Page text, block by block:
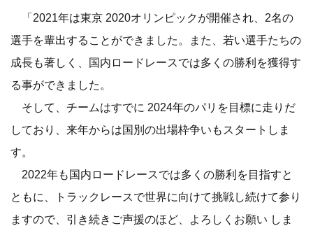
「2021年は東京 2020オリンピックが開催され、2名の
選手を輩出することができました。また、若い選手たちの
成長も著しく、国内ロードレースでは多くの勝利を獲得す
る事ができました。
そして、チームはすでに 2024年のパリを目標に走りだ
しており、来年からは国別の出場枠争いもスタートしま
す。
2022年も国内ロードレースでは多くの勝利を目指すと
ともに、トラックレースで世界に向けて挑戦し続けて参り
ますので、引き続きご声援のほど、よろしくお願い しま